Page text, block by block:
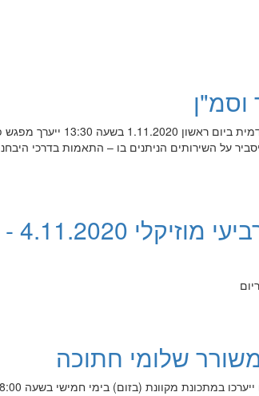
מרכז הייעוץ והתמיכה הרב-תחומי פותח את השנה האקדמית ביום
על השירותים הניתנים בו – התאמות בדרכי
הפקולטה לחינוך מוזיקלי: רביעי מוזיקלי 4.11.2020 -
שלומי חתוכה
שירים בין יבשת לאי המשורר שלומי חתוכה המפגשים ייערכו במתכונת